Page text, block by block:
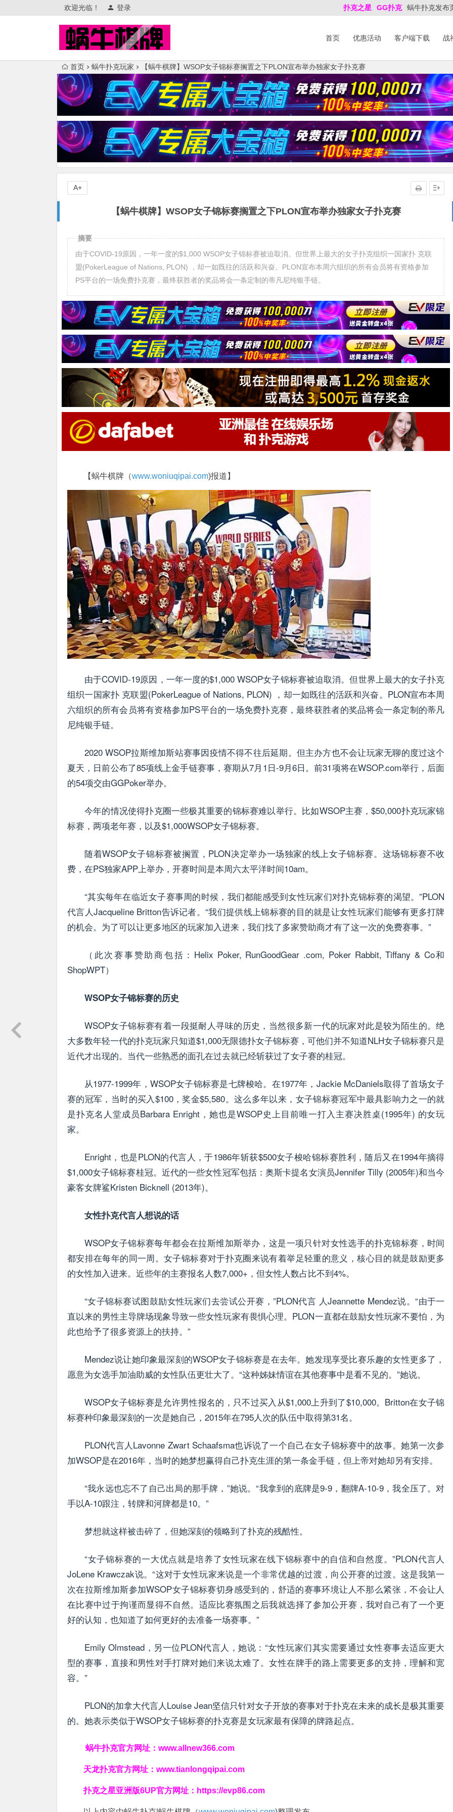
欢迎光临！ 登录 扑克之星 GG扑克 蜗牛扑克发布
首页 优惠活动 客户端下载 战
首页 蜗牛扑克玩家 【蜗牛棋牌】WSOP女子锦标赛搁置之下PLON宣布举办独家女子扑克赛
【蜗牛棋牌】WSOP女子锦标赛搁置之下PLON宣布举办独家女子扑克赛
A+
摘要
由于COVID-19原因，一年一度的$1,000 WSOP女子锦标赛被迫取消。但世界上最大的女子扑克组织一国家扑 克联
盟(PokerLeague of Nations, PLON) ，却一如既往的活跃和兴奋。PLON宣布本周六组织的所有会员将有资格参加
PS平台的一场免费扑克赛，最终获胜者的奖品将会一条定制的蒂凡尼纯银手链。
【蜗牛棋牌（www.woniuqipai.com)报道】
由于COVID-19原因，一年一度的$1,000 WSOP女子锦标赛被迫取消。但世界上最大的女子扑克
组织一国家扑 克联盟(PokerLeague of Nations, PLON) ，却一如既往的活跃和兴奋。PLON宣布本周
六组织的所有会员将有资格参加PS平台的一场免费扑克赛，最终获胜者的奖品将会一条定制的蒂凡
尼纯银手链。
2020 WSOP拉斯维加斯站赛事因疫情不得不往后延期。但主办方也不会让玩家无聊的度过这个
夏天，日前公布了85项线上金手链赛事，赛期从7月1日-9月6日。前31项将在WSOP.com举行，后面
的54项交由GGPoker举办。
今年的情况使得扑克圈一些极其重要的锦标赛难以举行。比如WSOP主赛，$50,000扑克玩家锦
标赛，两项老年赛，以及$1,000WSOP女子锦标赛。
随着WSOP女子锦标赛被搁置，PLON决定举办一场独家的线上女子锦标赛。这场锦标赛不收
费，在PS独家APP上举办，开赛时间是本周六太平洋时间10am。
“其实每年在临近女子赛事周的时候，我们都能感受到女性玩家们对扑克锦标赛的渴望。”PLON
代言人Jacqueline Britton告诉记者。“我们提供线上锦标赛的目的就是让女性玩家们能够有更多打牌
的机会。为了可以让更多地区的玩家加入进来，我们找了多家赞助商才有了这一次的免费赛事。”
（此次赛事赞助商包括：Helix Poker, RunGoodGear .com, Poker Rabbit, Tiffany & Co和
ShopWPT）
WSOP女子锦标赛的历史
WSOP女子锦标赛有着一段挺耐人寻味的历史，当然很多新一代的玩家对此是较为陌生的。绝
大多数年轻一代的扑克玩家只知道$1,000无限德扑女子锦标赛，可他们并不知道NLH女子锦标赛只是
近代才出现的。当代一些熟悉的面孔在过去就已经斩获过了女子赛的桂冠。
从1977-1999年，WSOP女子锦标赛是七牌梭哈。在1977年，Jackie McDaniels取得了首场女子
赛的冠军，当时的买入$100，奖金$5,580。这么多年以来，女子锦标赛冠军中最具影响力之一的就
是扑克名人堂成员Barbara Enright，她也是WSOP史上目前唯一打入主赛决胜桌(1995年) 的女玩
家。
Enright，也是PLON的代言人，于1986年斩获$500女子梭哈锦标赛胜利，随后又在1994年摘得
$1,000女子锦标赛桂冠。近代的一些女性冠军包括：奥斯卡提名女演员Jennifer Tilly (2005年)和当今
豪客女牌鲨Kristen Bicknell (2013年)。
女性扑克代言人想说的话
WSOP女子锦标赛每年都会在拉斯维加斯举办，这是一项只针对女性选手的扑克锦标赛，时间
都安排在每年的同一周。女子锦标赛对于扑克圈来说有着举足轻重的意义，核心目的就是鼓励更多
的女性加入进来。近些年的主赛报名人数7,000+，但女性人数占比不到4%。
“女子锦标赛试图鼓励女性玩家们去尝试公开赛，”PLON代言 人Jeannette Mendez说。“由于一
直以来的男性主导牌场现象导致一些女性玩家有畏惧心理。PLON一直都在鼓励女性玩家不要怕，为
此也给予了很多资源上的扶持。”
Mendez说让她印象最深刻的WSOP女子锦标赛是在去年。她发现享受比赛乐趣的女性更多了，
愿意为女选手加油助威的女性队伍更壮大了。“这种姊妹情谊在其他赛事中是看不见的。”她说。
WSOP女子锦标赛是允许男性报名的，只不过买入从$1,000上升到了$10,000。Britton在女子锦
标赛种印象最深刻的一次是她自己，2015年在795人次的队伍中取得第31名。
PLON代言人Lavonne Zwart Schaafsma也诉说了一个自己在女子锦标赛中的故事。她第一次参
加WSOP是在2016年，当时的她梦想赢得自己扑克生涯的第一条金手链，但上帝对她却另有安排。
“我永远也忘不了自己出局的那手牌，”她说。“我拿到的底牌是9-9，翻牌A-10-9，我全压了。对
手以A-10跟注，转牌和河牌都是10。”
梦想就这样被击碎了，但她深刻的领略到了扑克的残酷性。
“女子锦标赛的一大优点就是培养了女性玩家在线下锦标赛中的自信和自然度。”PLON代言人
JoLene Krawczak说。“这对于女性玩家来说是一个非常优越的过渡，向公开赛的过渡。这是我第一
次在拉斯维加斯参加WSOP女子锦标赛切身感受到的，舒适的赛事环境让人不那么紧张，不会让人
在比赛中过于拘谨而显得不自然。适应比赛氛围之后我就选择了参加公开赛，我对自己有了一个更
好的认知，也知道了如何更好的去准备一场赛事。”
Emily Olmstead，另一位PLON代言人，她说：“女性玩家们其实需要通过女性赛事去适应更大
型的赛事，直接和男性对手打牌对她们来说太难了。女性在牌手的路上需要更多的支持，理解和宽
容。”
PLON的加拿大代言人Louise Jean坚信只针对女子开放的赛事对于扑克在未来的成长是极其重要
的。她表示类似于WSOP女子锦标赛的扑克赛是女玩家最有保障的牌路起点。
蜗牛扑克官方网址： www.allnew366.com
天龙扑克官方网址： www.tianlongqipai.com
扑克之星亚洲版6UP官方网址： https://evp86.com